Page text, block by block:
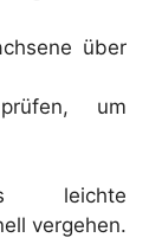
über
um
leichte
vergehen.